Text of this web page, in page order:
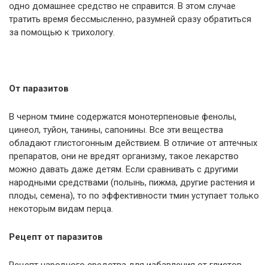
одно домашнее средство не справится. В этом случае
тратить время бессмысленно, разумней сразу обратиться
за помощью к трихологу.
От паразитов
В черном тмине содержатся монотерпеновые фенолы,
цинеол, туйон, танины, сапонины. Все эти вещества
обладают глистогонным действием. В отличие от аптечных
препаратов, они не вредят организму, такое лекарство
можно давать даже детям. Если сравнивать с другими
народными средствами (полынь, пижма, другие растения и
плоды, семена), то по эффективности тмин уступает только
некоторым видам перца.
Рецепт от паразитов